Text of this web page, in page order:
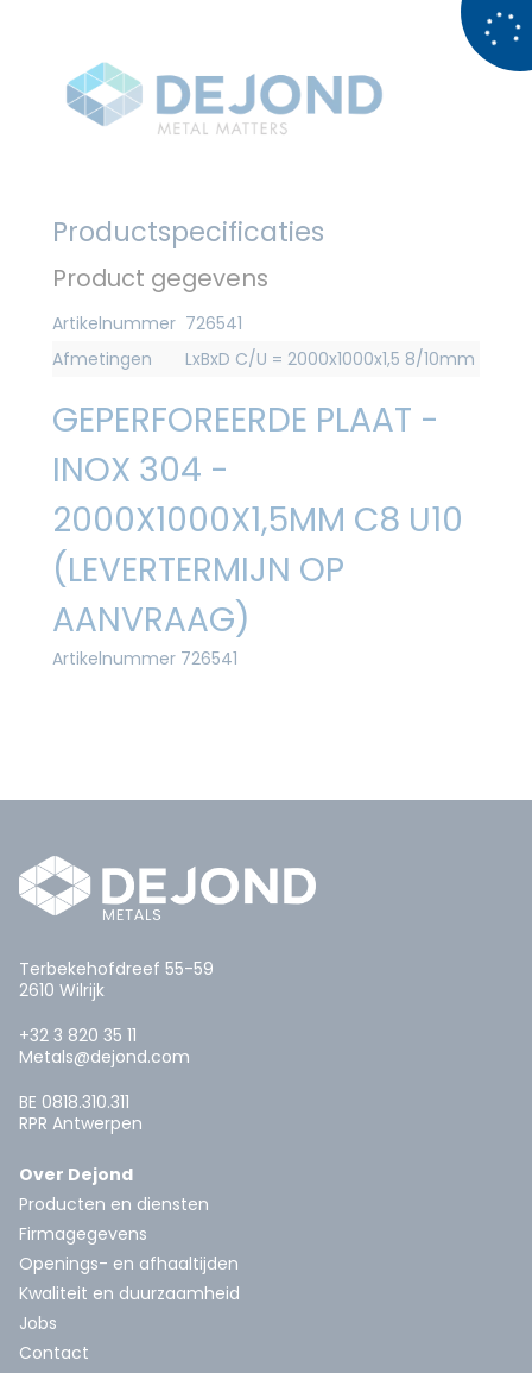
Productspecificaties
Product gegevens
Artikelnummer 726541
Afmetingen
LxBxD C/U = 2000x1000x1,5 8/10mm
GEPERFOREERDE PLAAT -
INOX 304 -
2000X1000X1,5MM C8 U10
(LEVERTERMIJN OP
AANVRAAG)
Artikelnummer 726541
Terbekehofdreef 55-59
2610 Wilrijk
+32 3 820 35 11
Metals@dejond.com
BE 0818.310.311
RPR Antwerpen
Over Dejond
Producten en diensten
Firmagegevens
Openings- en afhaaltijden
Kwaliteit en duurzaamheid
Jobs
Contact